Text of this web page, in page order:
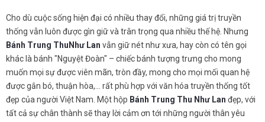
Cho dù cuộc sống hiện đại có nhiều thay đổi, những giá trị truyền
thống vẫn luôn được gìn giữ và trân trọng qua nhiều thế hệ. Nhưng
Bánh Trung Thu Như Lan vẫn giữ nét như xưa, hay còn có tên gọi
khác là bánh "Nguyệt Đoàn" – chiếc bánh tượng trưng cho mong
muốn mọi sự được viên mãn, tròn đầy, mong cho mọi mối quan hệ
được gắn bó, thuận hòa,... rất phù hợp với văn hóa truyền thống tốt
đẹp của người Việt Nam. Một hộp Bánh Trung Thu Như Lan đẹp, với
tất cả sự chân thành sẽ thay lời cảm ơn tới những người thân yêu